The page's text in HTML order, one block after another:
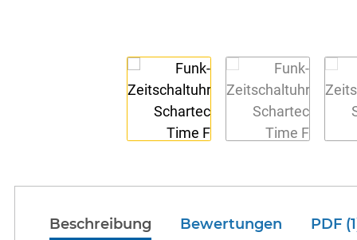
Beschreibung Bewertungen PDF